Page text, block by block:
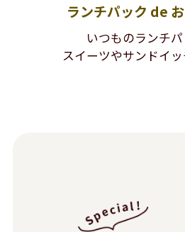
ランチパック de
いつものランチパ
スイーツやサンドイッ